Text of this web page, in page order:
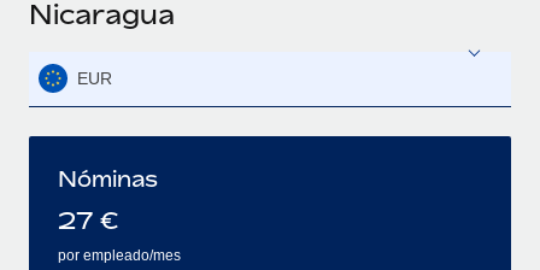
Nicaragua
EUR
Nóminas
27 €
por empleado/mes